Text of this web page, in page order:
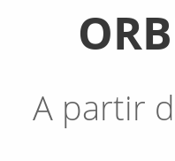
A partir